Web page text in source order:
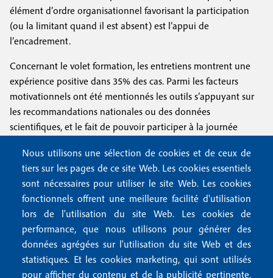
Nous utilisons une sélection de cookies et de ceux de
tiers sur les pages de ce site Web. Les cookies essentiels
sont nécessaires pour utiliser le site Web. Les cookies
fonctionnels offrent une meilleure facilité d'utilisation
lors de l'utilisation du site Web. Les cookies de
performance, que nous utilisons pour générer des
données agrégées sur l'utilisation du site Web et des
statistiques. Et les cookies marketing, qui sont utilisés
pour afficher du contenu et de la publicité pertinente.
élément d’ordre organisationnel favorisant la participation
(ou la limitant quand il est absent) est l’appui de
l’encadrement.
Concernant le volet formation, les entretiens montrent une
expérience positive dans 35% des cas. Parmi les facteurs
motivationnels ont été mentionnés les outils s’appuyant sur
les recommandations nationales ou des données
scientifiques, et le fait de pouvoir participer à la journée
actualiser ses connaissances. Les freins rencontrés par les
hygiénistes sont le manque de ressources humaines
mobilisables pour participer aux sessions de formation, le
manque d’engagement des interlocuteurs dans
l’établissement, l’absence d’outils de formation en
adéquation avec les attentes des apprenants et s’appuyant
sur la pédagogie active tels que des ateliers avec des mises en
situation pratique. Cette analyse va être complétée par des